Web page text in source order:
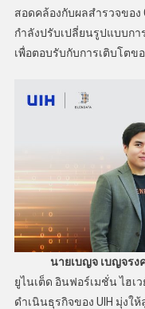
สอดคล้องกับผลสำรวจของ
กำลังปรับเปลี่ยนรูปแบบก
เพื่อตอบรับกับการเติบโตข
นายเบญจ เบญจรง
ยูไนเต็ด อินฟอร์เมชั่น ไฮเ
ดำเนินธุรกิจของ UIH มุ่งใ